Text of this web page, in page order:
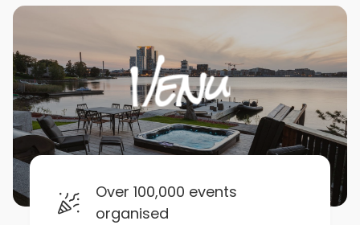
Over 100,000 events
organised